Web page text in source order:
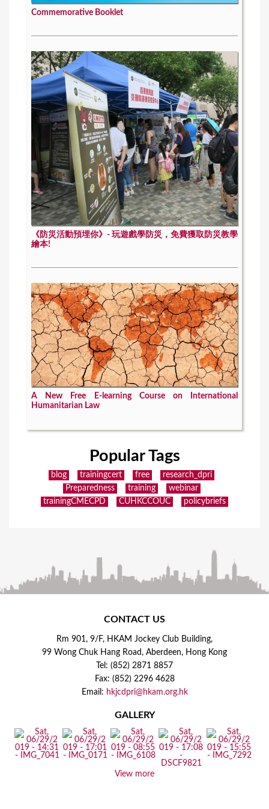
Commemorative Booklet
《防災活動預埋你》- 玩遊戲學防災，免費獲取防災教學
繪本!
A New Free E-learning Course on International
Humanitarian Law
Popular Tags
blog trainingcert free
research_dpri
Preparedness
training
webinar
trainingCMECPD
CUHKCCOUC policybriefs
CONTACT US
Rm 901, 9/F, HKAM Jockey Club Building,
99 Wong Chuk Hang Road, Aberdeen, Hong Kong
Tel: (852) 2871 8857
Fax: (852) 2296 4628
Email: hkjcdpri@hkam.org.hk
GALLERY
View more